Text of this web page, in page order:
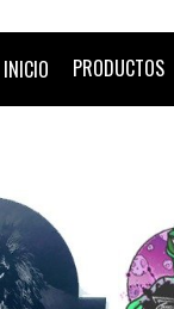
INICIO PRODUCTOS